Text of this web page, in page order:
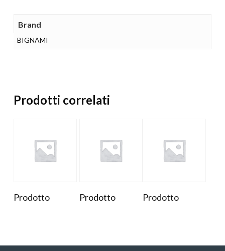
Brand
BIGNAMI
Prodotti correlati
Prodotto Prodotto Prodotto